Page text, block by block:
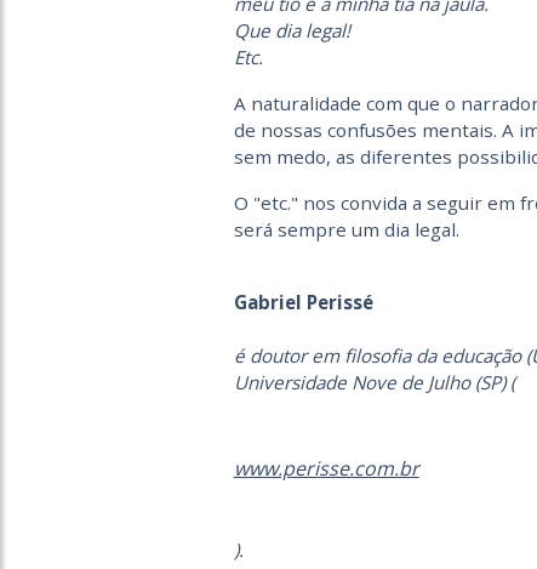
Que dia legal!
Etc.
A naturalidade com que o
de nossas confusões mentais. A
sem medo, as diferentes
O "etc." nos convida a seguir em
será sempre um dia legal.
Gabriel Perissé
é doutor em filosofia da educação
Universidade Nove de Julho (SP) (
www.perisse.com.br
).